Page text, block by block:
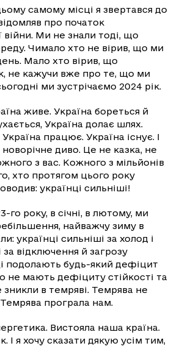
самому місці я звертався до
про початок
Ми не знали тоді, що
Чимало хто не вірив, що ми
Мало хто вірив, що
не кажучи вже про те, що ми
ми зустрічаємо 2024 рік.
живе. Україна бореться й
Україна долає шлях.
працює. Україна існує. І
диво. Це не казка, не
з вас. Кожного з мільйонів
хто протягом цього року
українці сильніші!
го року, в січні, в лютому, ми
найважчу зиму в
українці сильніші за холод і
за відключення й загрозу
подолають будь-який дефіцит
не мають дефіциту стійкості та
в темряві. Темрява не
програла нам.
Вистояла наша країна.
І я хочу сказати дякую усім тим,